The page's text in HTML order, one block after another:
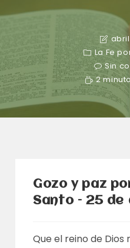
La Fe
Sin
2
Gozo y paz
Santo – 25 de
Que el reino de Dios